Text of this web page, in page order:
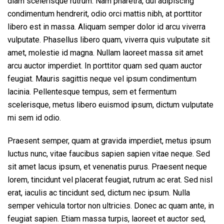
condimentum hendrerit, odio orci mattis nibh, at porttitor
libero est in massa. Aliquam semper dolor id arcu viverra
vulputate. Phasellus libero quam, viverra quis vulputate sit
amet, molestie id magna. Nullam laoreet massa sit amet
arcu auctor imperdiet. In porttitor quam sed quam auctor
feugiat. Mauris sagittis neque vel ipsum condimentum
lacinia. Pellentesque tempus, sem et fermentum
scelerisque, metus libero euismod ipsum, dictum vulputate
mi sem id odio.
Praesent semper, quam at gravida imperdiet, metus ipsum
luctus nunc, vitae faucibus sapien sapien vitae neque. Sed
sit amet lacus ipsum, et venenatis purus. Praesent neque
lorem, tincidunt vel placerat feugiat, rutrum ac erat. Sed nisl
erat, iaculis ac tincidunt sed, dictum nec ipsum. Nulla
semper vehicula tortor non ultricies. Donec ac quam ante, in
feugiat sapien. Etiam massa turpis, laoreet et auctor sed,